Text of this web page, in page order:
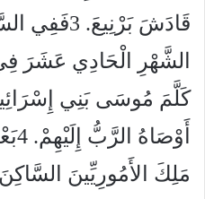
قَادَشَ
الشَّهْرِ الْحَادِي عَشَرَ
كَلَّمَ مُوسَى بَنِي
مَلِكَ الأَمُورِيِّينَ